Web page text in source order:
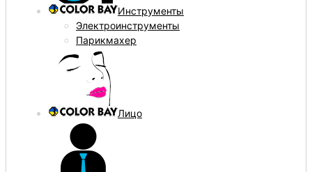
Инструменты
Электроинструменты
Парикмахер
Лицо